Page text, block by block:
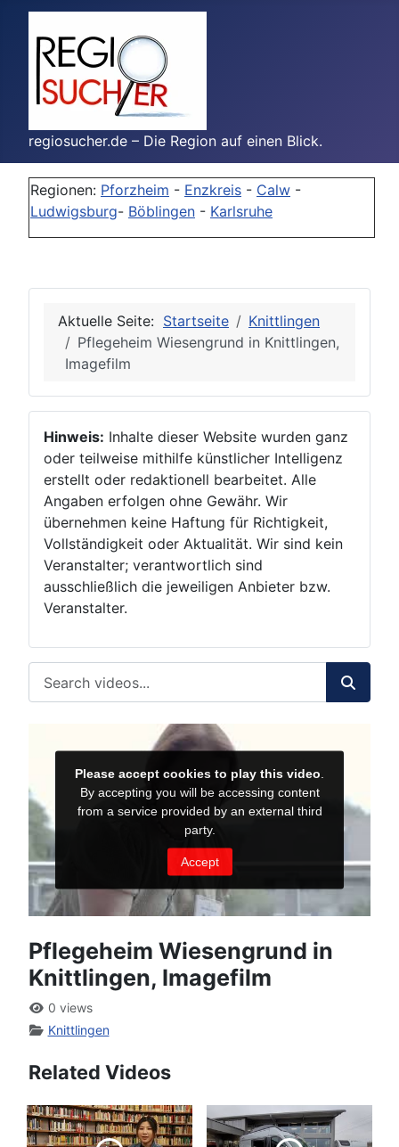
regiosucher.de – Die Region auf einen Blick.
Regionen: Pforzheim - Enzkreis - Calw -
Ludwigsburg- Böblingen - Karlsruhe
Aktuelle Seite: Startseite
Knittlingen
Pflegeheim Wiesengrund in Knittlingen,
Imagefilm
Hinweis: Inhalte dieser Website wurden ganz
oder teilweise mithilfe künstlicher Intelligenz
erstellt oder redaktionell bearbeitet. Alle
Angaben erfolgen ohne Gewähr. Wir
übernehmen keine Haftung für Richtigkeit,
Vollständigkeit oder Aktualität. Wir sind kein
Veranstalter; verantwortlich sind
ausschließlich die jeweiligen Anbieter bzw.
Veranstalter.
Pflegeheim Wiesengrund in
Knittlingen, Imagefilm
0 views
Knittlingen
Related Videos